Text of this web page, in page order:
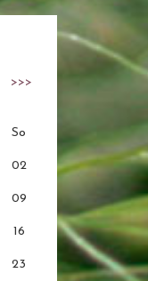
>>>
So
02
09
16
23